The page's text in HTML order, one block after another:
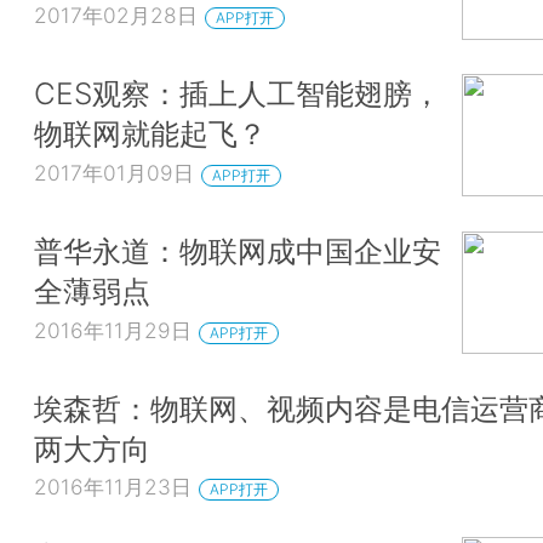
2017年02月28日 APP打开
CES观察：插上人工智能翅膀，
物联网就能起飞？
2017年01月09日 APP打开
普华永道：物联网成中国企业安
全薄弱点
2016年11月29日 APP打开
埃森哲：物联网、视频内容是电信运营
两大方向
2016年11月23日 APP打开